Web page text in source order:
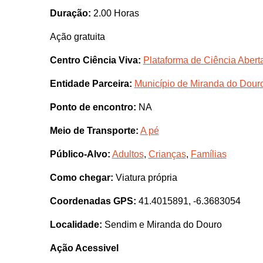
Duração: 2.00 Horas
Ação gratuita
Centro Ciência Viva: Plataforma de Ciência
Entidade Parceira: Município de Miranda do
Ponto de encontro: NA
Meio de Transporte: A pé
Público-Alvo: Adultos, Crianças, Famílias
Como chegar: Viatura própria
Coordenadas GPS: 41.4015891, -6.3683054
Localidade: Sendim e Miranda do Douro
Ação Acessivel